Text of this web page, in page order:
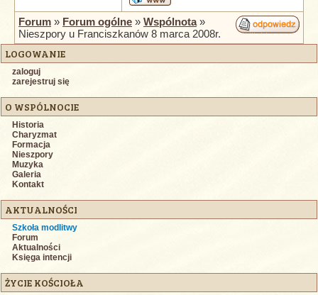
Forum » Forum ogólne » Wspólnota»
Nieszpory u Franciszkanów 8 marca 2008r.
LOGOWANIE
zaloguj
zarejestruj się
O WSPÓLNOCIE
Historia
Charyzmat
Formacja
Nieszpory
Muzyka
Galeria
Kontakt
AKTUALNOŚCI
Szkoła modlitwy
Forum
Aktualności
Księga intencji
ŻYCIE KOŚCIOŁA